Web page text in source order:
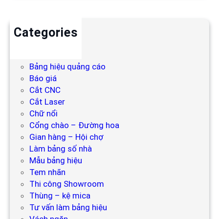
Categories
Bảng hiệu quảng cáo
Báo giá
Cắt CNC
Cắt Laser
Chữ nổi
Cổng chào – Đường hoa
Gian hàng – Hội chợ
Làm bảng số nhà
Mẫu bảng hiệu
Tem nhãn
Thi công Showroom
Thùng – kệ mica
Tư vấn làm bảng hiệu